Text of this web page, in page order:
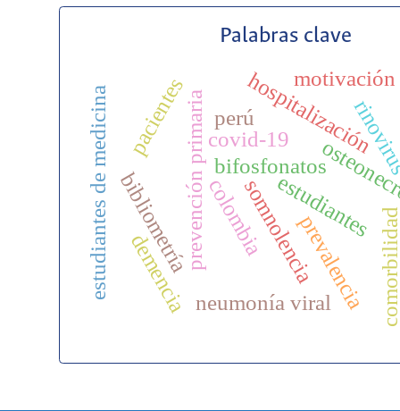
Palabras clave
bifosfonatos
prevención primaria somnolencia
estudiantes
prevalencia
covid-19
neumonía viral
hospitalización
colombia
bibliometría
pacientes perú
estudiantes de medicina
motivación
demencia